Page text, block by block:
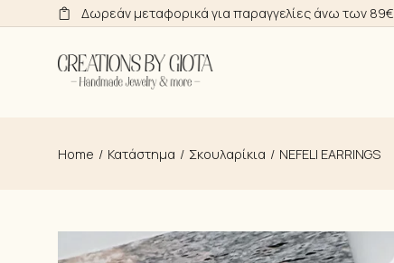
to
content
Δωρεάν μεταφορικά για παραγγελίες άνω των 89€
Home Κατάστημα Σκουλαρίκια NEFELI EARRINGS